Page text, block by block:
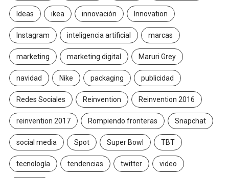
Ideas ikea innovación Innovation
Instagram inteligencia artificial marcas
marketing marketing digital Maruri Grey
navidad Nike packaging publicidad
Redes Sociales Reinvention Reinvention 2016
reinvention 2017 Rompiendo fronteras Snapchat
social media Spot Super Bowl TBT
tecnología tendencias twitter video